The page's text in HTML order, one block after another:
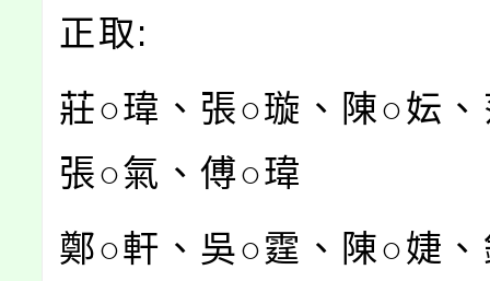
正取:
莊○瑋、張○璇、陳○妘
張○氣、傅○瑋
鄭○軒、吳○霆、陳○婕